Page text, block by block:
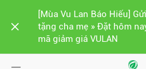
[Mùa Vu Lan Báo Hiếu]
tặng cha mẹ » Đặt hôm
mã giảm giá VULAN